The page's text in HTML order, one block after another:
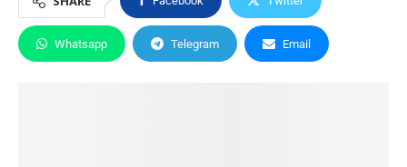
Whatsapp Telegram Email